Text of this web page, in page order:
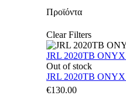
Προϊόντα
Clear Filters
JRL 2020TB ONYX
Out of stock
JRL 2020TB ONYX
€130.00